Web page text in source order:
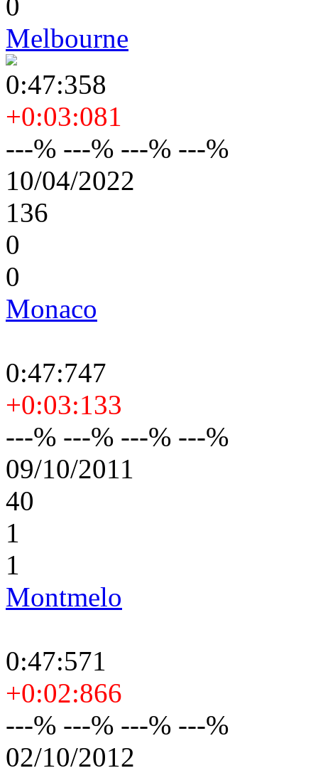
Melbourne
0:47:358
+0:03:081
---% ---% ---% ---%
10/04/2022
136
0
0
Monaco
0:47:747
+0:03:133
---% ---% ---% ---%
09/10/2011
40
1
1
Montmelo
0:47:571
+0:02:866
---% ---% ---% ---%
02/10/2012